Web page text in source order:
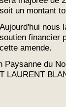
soit un montant
Aujourd'hui nous
soutien financier
cette amende.
Paysanne du
LAURENT